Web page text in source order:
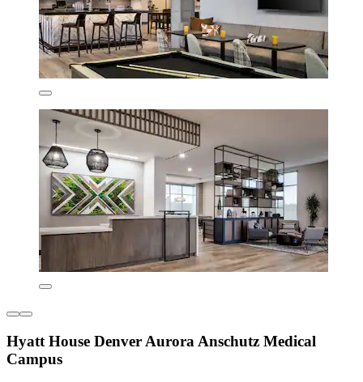
Hyatt House Denver Aurora Anschutz Medical
Campus